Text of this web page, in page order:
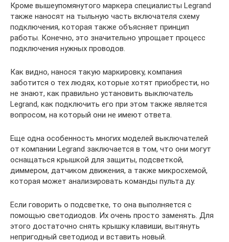
Кроме вышеупомянутого маркера специалисты Legrand
также наносят на тыльную часть включателя схему
подключения, которая также объясняет принцип
работы. Конечно, это значительно упрощает процесс
подключения нужных проводов.
Как видно, нанося такую маркировку, компания
заботится о тех людях, которые хотят приобрести, но
не знают, как правильно установить выключатель
Legrand, как подключить его при этом также является
вопросом, на который они не имеют ответа.
Еще одна особенность многих моделей выключателей
от компании Legrand заключается в том, что они могут
оснащаться крышкой для защиты, подсветкой,
диммером, датчиком движения, а также микросхемой,
которая может анализировать команды пульта ду.
Если говорить о подсветке, то она выполняется с
помощью светодиодов. Их очень просто заменять. Для
этого достаточно снять крышку клавиши, вытянуть
непригодный светодиод и вставить новый.